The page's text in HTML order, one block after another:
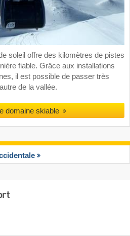
soleil offre des kilomètres de pistes
fiable. Grâce aux installations
il est possible de passer très
de la vallée.
domaine skiable